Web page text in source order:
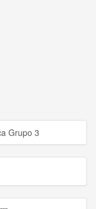
Grupo 3